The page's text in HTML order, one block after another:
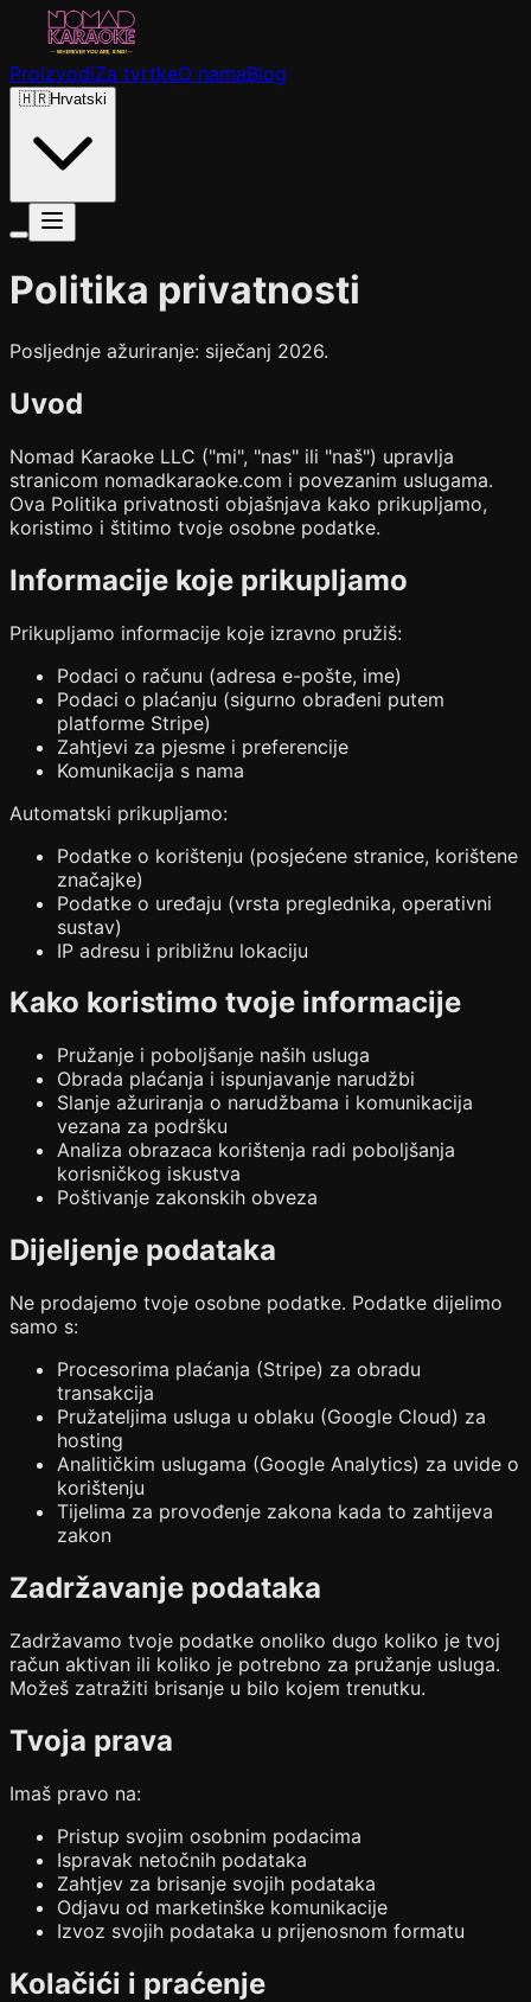
ProizvodiZa tvrtkeO namaBlog
🇭🇷Hrvatski
Politika privatnosti
Posljednje ažuriranje: siječanj 2026.
Uvod
Nomad Karaoke LLC ("mi", "nas" ili "naš") upravlja
stranicom nomadkaraoke.com i povezanim uslugama.
Ova Politika privatnosti objašnjava kako prikupljamo,
koristimo i štitimo tvoje osobne podatke.
Informacije koje prikupljamo
Prikupljamo informacije koje izravno pružiš:
Podaci o računu (adresa e-pošte, ime)
Podaci o plaćanju (sigurno obrađeni putem
platforme Stripe)
Zahtjevi za pjesme i preferencije
Komunikacija s nama
Automatski prikupljamo:
Podatke o korištenju (posjećene stranice, korištene
značajke)
Podatke o uređaju (vrsta preglednika, operativni
sustav)
IP adresu i približnu lokaciju
Kako koristimo tvoje informacije
Pružanje i poboljšanje naših usluga
Obrada plaćanja i ispunjavanje narudžbi
Slanje ažuriranja o narudžbama i komunikacija
vezana za podršku
Analiza obrazaca korištenja radi poboljšanja
korisničkog iskustva
Poštivanje zakonskih obveza
Dijeljenje podataka
Ne prodajemo tvoje osobne podatke. Podatke dijelimo
samo s:
Procesorima plaćanja (Stripe) za obradu
transakcija
Pružateljima usluga u oblaku (Google Cloud) za
hosting
Analitičkim uslugama (Google Analytics) za uvide o
korištenju
Tijelima za provođenje zakona kada to zahtijeva
zakon
Zadržavanje podataka
Zadržavamo tvoje podatke onoliko dugo koliko je tvoj
račun aktivan ili koliko je potrebno za pružanje usluga.
Možeš zatražiti brisanje u bilo kojem trenutku.
Tvoja prava
Imaš pravo na:
Pristup svojim osobnim podacima
Ispravak netočnih podataka
Zahtjev za brisanje svojih podataka
Odjavu od marketinške komunikacije
Izvoz svojih podataka u prijenosnom formatu
Kolačići i praćenje